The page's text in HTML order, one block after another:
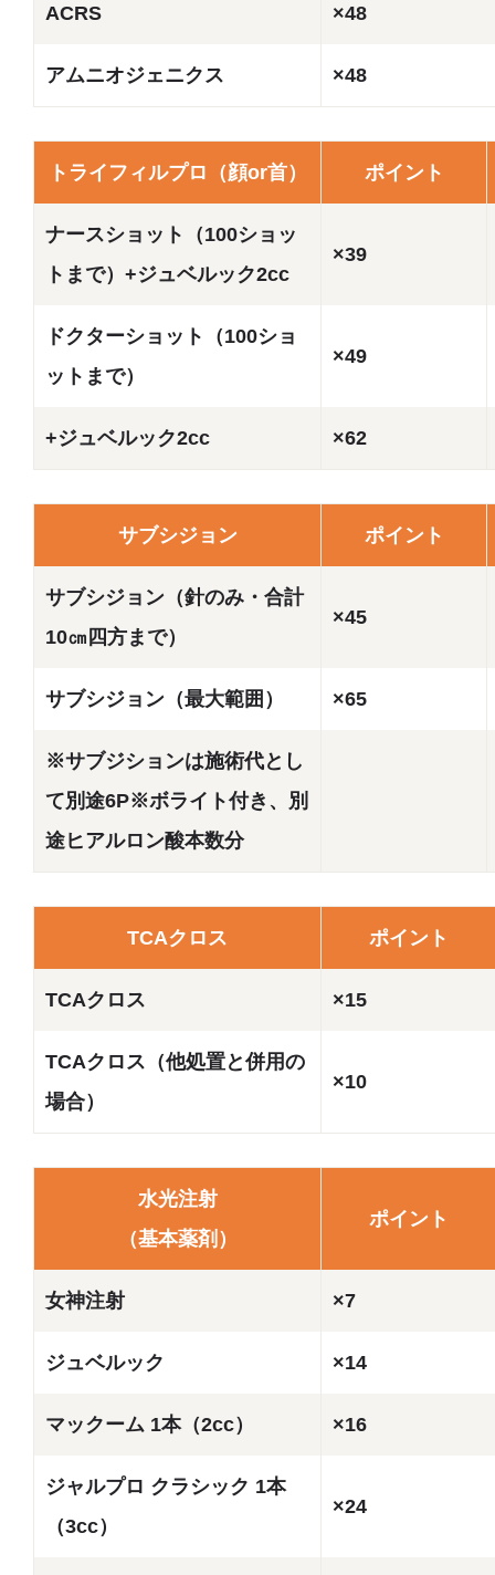
ACRS ×48
アムニオジェニクス ×48
トライフィルプロ（顔or首） ポイント
ナースショット（100ショッ
トまで）+ジュベルック2cc
×39
ドクターショット（100ショ
ットまで）
×49
+ジュベルック2cc ×62
サブシジョン ポイント
サブシジョン（針のみ・合計
10㎝四方まで）
×45
サブシジョン（最大範囲） ×65
※サブジションは施術代とし
て別途6P※ボライト付き、別
途ヒアルロン酸本数分
TCAクロス ポイント
TCAクロス ×15
TCAクロス（他処置と併用の
場合）
×10
水光注射
（基本薬剤）
ポイント
女神注射 ×7
ジュベルック ×14
マックーム 1本（2cc） ×16
ジャルプロ クラシック 1本
（3cc）
×24